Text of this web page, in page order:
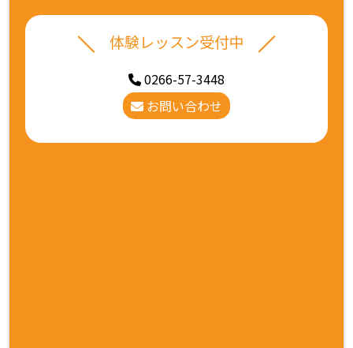
体験レッスン受付中
0266-57-3448
お問い合わせ